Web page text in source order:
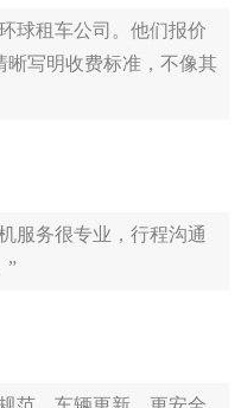
球租车公司。他们报价
晰写明收费标准，不像其
服务很专业，行程沟通
”